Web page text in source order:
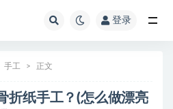
登录
手工 正文
折纸手工？(怎么做漂亮